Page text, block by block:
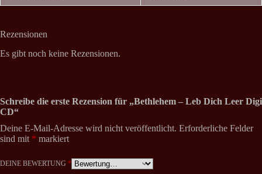
Rezensionen
Es gibt noch keine Rezensionen.
Schreibe die erste Rezension für „Bethlehem – Leb Dich Leer Digi
CD“
Deine E-Mail-Adresse wird nicht veröffentlicht. Erforderliche Felder
sind mit * markiert
DEINE BEWERTUNG *